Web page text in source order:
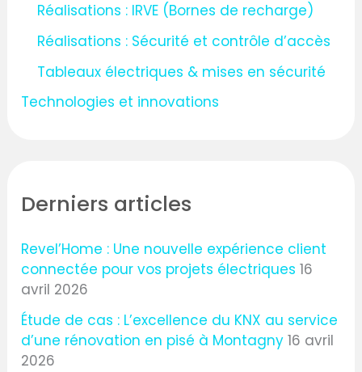
Réalisations : IRVE (Bornes de recharge)
Réalisations : Sécurité et contrôle d’accès
Tableaux électriques & mises en sécurité
Technologies et innovations
Derniers articles
Revel’Home : Une nouvelle expérience client
connectée pour vos projets électriques 16
avril 2026
Étude de cas : L’excellence du KNX au service
d’une rénovation en pisé à Montagny 16 avril
2026